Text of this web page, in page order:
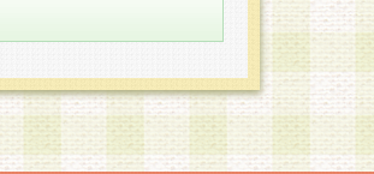
追加・ 利用停止等を求
に限り、法令に準拠し
完了し、当社が承認した